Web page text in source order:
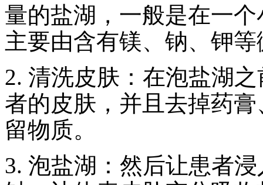
量的盐湖，一般是在一
主要由含有镁、钠、钾
2. 清洗皮肤：在泡盐湖
者的皮肤，并且去掉药
留物质。
3. 泡盐湖：然后让患者